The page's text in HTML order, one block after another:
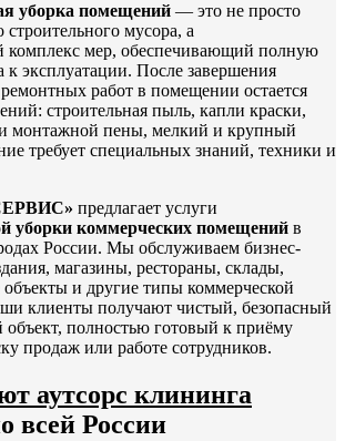
уборка помещений — это не просто
мусора, а
комплекс мер, обеспечивающий полную
к эксплуатации. После завершения
работ в помещении остается
строительная пыль, капли краски,
монтажной пены, мелкий и крупный
требует специальных знаний, техники и
предлагает услуги
уборки коммерческих помещений в
России. Мы обслуживаем бизнес-
магазины, рестораны, склады,
и другие типы коммерческой
клиенты получают чистый, безопасный
объект, полностью готовый к приёму
продаж или работе сотрудников.
аутсорс клининга
всей России